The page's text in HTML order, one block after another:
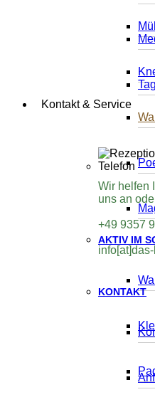
AKTIV IM
Kontakt & Service
Wir helfen
uns an
+49 9357
KONTAKT